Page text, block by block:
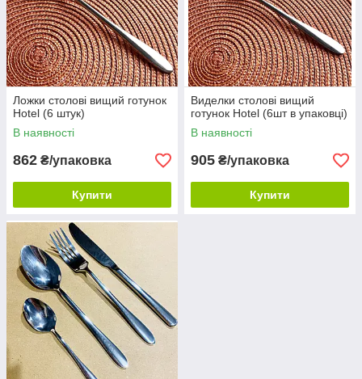
Ложки столові вищий готунок
Hotel (6 штук)
В наявності
862 ₴/упаковка
Купити
Виделки столові вищий
готунок Hotel (6шт в упаковці)
В наявності
905 ₴/упаковка
Купити